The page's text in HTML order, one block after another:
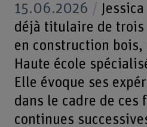
15.06.2026
déjà titulaire de trois
en construction
Haute école
Elle évoque ses
dans le cadre de ces
continues